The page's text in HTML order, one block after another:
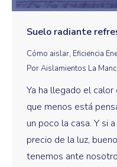
Suelo radiante
Cómo aislar, Eficiencia
PorAislamientos La
Ya ha llegado el
que menos está
un poco la casa. Y si
precio de la luz,
tenemos ante